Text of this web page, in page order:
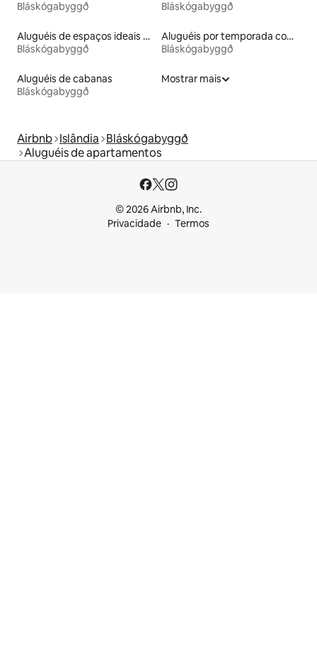
Bláskógabyggð
Bláskógabyggð
Aluguéis de espaços ideais para famílias
Bláskógabyggð
Aluguéis por temporada com acesso ao lago
Bláskógabyggð
Aluguéis de cabanas
Bláskógabyggð
Mostrar mais
Airbnb Islândia Bláskógabyggð
Aluguéis de apartamentos
© 2026 Airbnb, Inc.
Privacidade
Termos